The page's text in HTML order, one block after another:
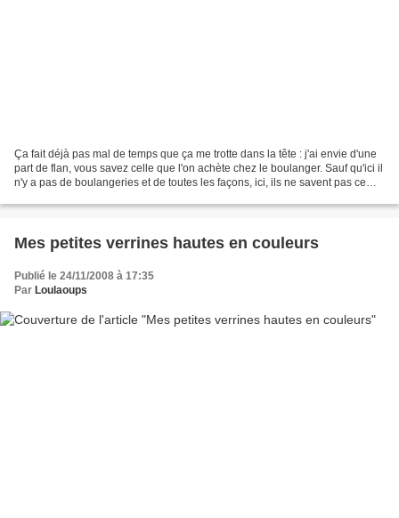
Ça fait déjà pas mal de temps que ça me trotte dans la tête : j'ai envie d'une
part de flan, vous savez celle que l'on achète chez le boulanger. Sauf qu'ici il
n'y a pas de boulangeries et de toutes les façons, ici, ils ne savent pas ce
Mes petites verrines hautes en couleurs
Publié le 24/11/2008 à 17:35
Par Loulaoups